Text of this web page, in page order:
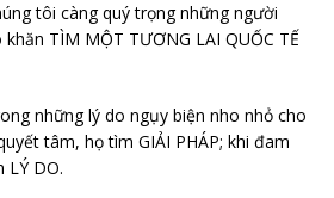
tôi càng quý trọng những người
TÌM MỘT TƯƠNG LAI QUỐC TẾ
những lý do ngụy biện nho nhỏ cho
tâm, họ tìm GIẢI PHÁP; khi đam
LÝ DO.